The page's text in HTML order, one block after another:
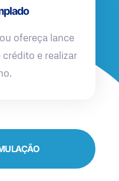
ofereça lance
crédito e realizar